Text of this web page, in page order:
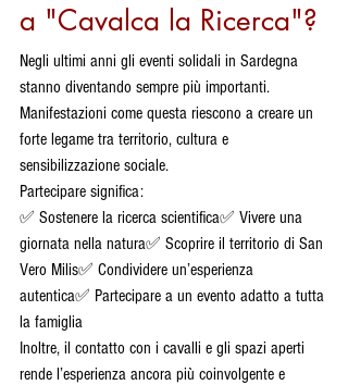
a "Cavalca la Ricerca"?
Negli ultimi anni gli eventi solidali in Sardegna
stanno diventando sempre più importanti.
Manifestazioni come questa riescono a creare un
forte legame tra territorio, cultura e
sensibilizzazione sociale.
Partecipare significa:
✅ Sostenere la ricerca scientifica✅ Vivere una
giornata nella natura✅ Scoprire il territorio di San
Vero Milis✅ Condividere un’esperienza
autentica✅ Partecipare a un evento adatto a tutta
la famiglia
Inoltre, il contatto con i cavalli e gli spazi aperti
rende l’esperienza ancora più coinvolgente e